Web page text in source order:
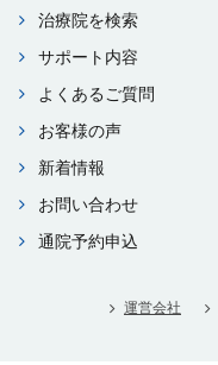
治療院を検索
サポート内容
よくあるご質問
お客様の声
新着情報
お問い合わせ
通院予約申込
運営会社